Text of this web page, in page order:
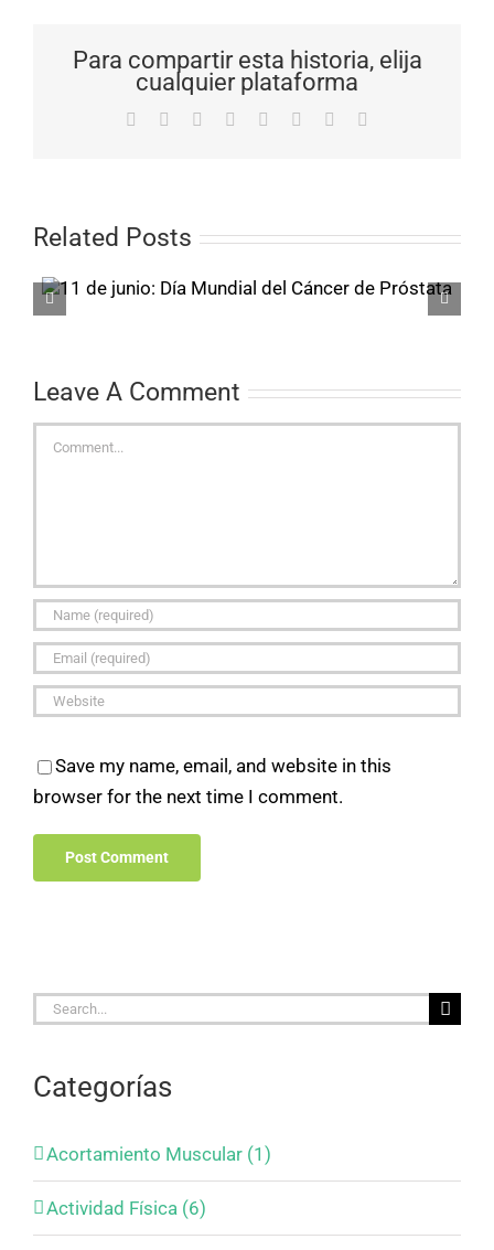
Para compartir esta historia, elija
cualquier plataforma
Facebook Reddit LinkedIn
TumblrPinterest
Related Posts
Actividad
como
Leave A Comment
Comment
Save my name, email, and website in this
browser for the next time I comment.
Search
Categorías
Acortamiento Muscular (1)
Actividad Física (6)